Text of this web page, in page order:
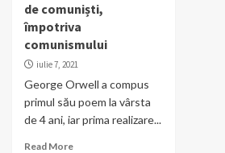
de comuniști,
împotriva
comunismului
iulie 7, 2021
George Orwell a compus
primul său poem la vârsta
de 4 ani, iar prima realizare...
Read More